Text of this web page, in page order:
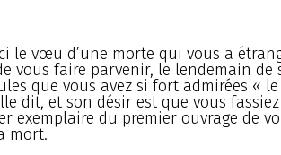
le vœu d’une morte qui vous a
vous faire parvenir, le lendemain de
que vous avez si fort admirées «
dit, et son désir est que vous
exemplaire du premier ouvrage de
mort.